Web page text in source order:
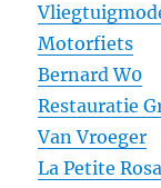
Motorfiets
Bernard W0
Restauratie
Van Vroeger
La Petite